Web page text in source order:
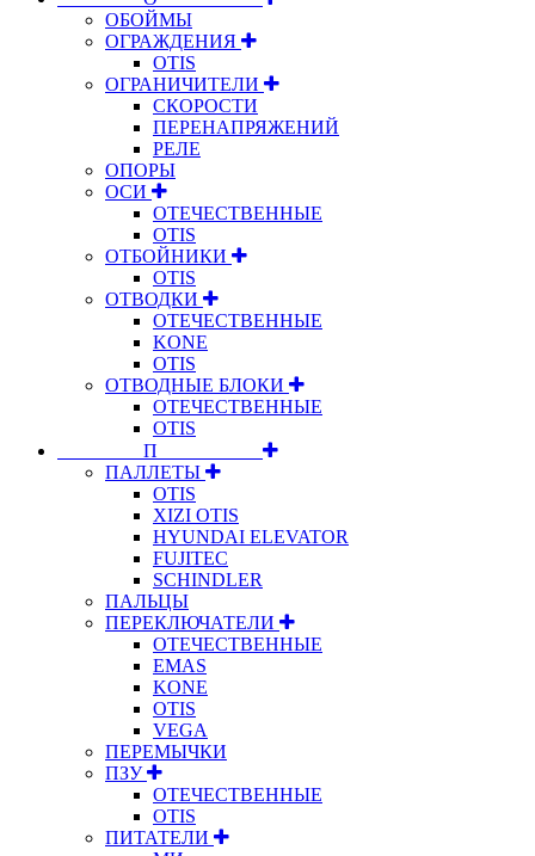
ОБОЙМЫ
ОГРАЖДЕНИЯ
OTIS
ОГРАНИЧИТЕЛИ
СКОРОСТИ
ПЕРЕНАПРЯЖЕНИЙ
РЕЛЕ
ОПОРЫ
ОСИ
ОТЕЧЕСТВЕННЫЕ
OTIS
ОТБОЙНИКИ
OTIS
ОТВОДКИ
ОТЕЧЕСТВЕННЫЕ
KONE
OTIS
ОТВОДНЫЕ БЛОКИ
ОТЕЧЕСТВЕННЫЕ
OTIS
⠀⠀⠀⠀⠀⠀П⠀⠀⠀⠀⠀⠀⠀
ПАЛЛЕТЫ
OTIS
XIZI OTIS
HYUNDAI ELEVATOR
FUJITEC
SCHINDLER
ПАЛЬЦЫ
ПЕРЕКЛЮЧАТЕЛИ
ОТЕЧЕСТВЕННЫЕ
EMAS
KONE
OTIS
VEGA
ПЕРЕМЫЧКИ
ПЗУ
ОТЕЧЕСТВЕННЫЕ
OTIS
ПИТАТЕЛИ